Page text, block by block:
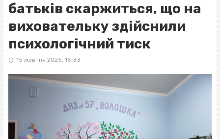
батьків скаржиться, що на
виховательку здійснили
психологічний тиск
15 жовтня 2025, 15:33